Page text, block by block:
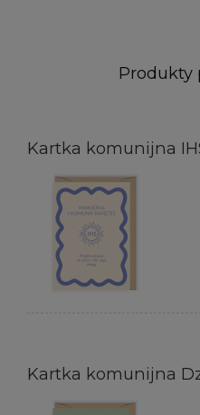
Produkty
Kartka komunijna
Kartka komunijna